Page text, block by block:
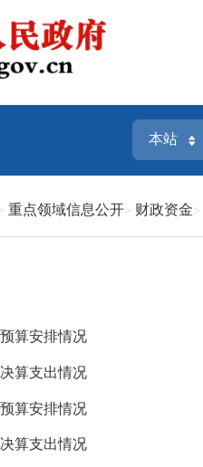
重点领域信息公开 财政资金
算安排情况
算支出情况
算安排情况
算支出情况